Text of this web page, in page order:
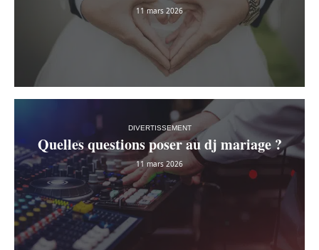
11 mars 2026
DIVERTISSEMENT
Quelles questions poser au dj mariage ?
11 mars 2026